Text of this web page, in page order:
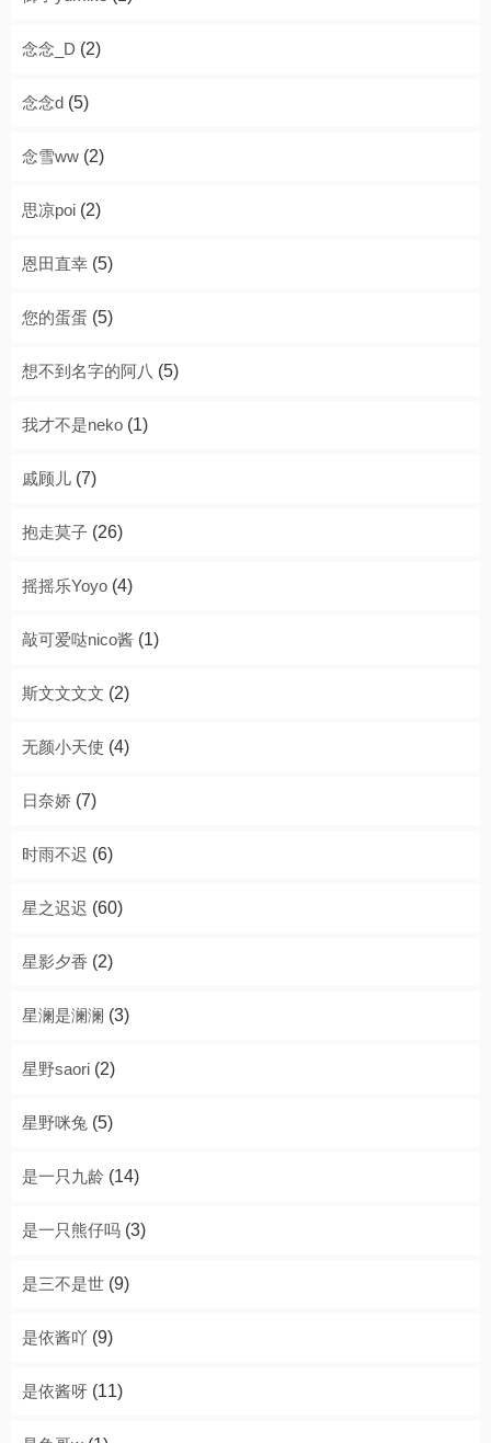
念念_D (2)
念念d (5)
念雪ww (2)
思凉poi (2)
恩田直幸 (5)
您的蛋蛋 (5)
想不到名字的阿八 (5)
我才不是neko (1)
戚顾儿 (7)
抱走莫子 (26)
摇摇乐Yoyo (4)
敲可爱哒nico酱 (1)
斯文文文文 (2)
无颜小天使 (4)
日奈娇 (7)
时雨不迟 (6)
星之迟迟 (60)
星影夕香 (2)
星澜是澜澜 (3)
星野saori (2)
星野咪兔 (5)
是一只九龄 (14)
是一只熊仔吗 (3)
是三不是世 (9)
是依酱吖 (9)
是依酱呀 (11)